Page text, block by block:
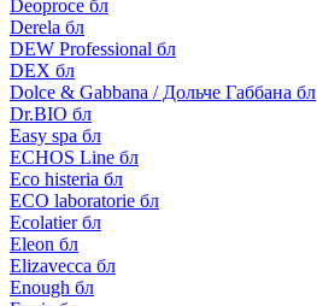
Deoproce бл
Derela бл
DEW Professional бл
DEX бл
Dolce & Gabbana / Дольче Габбана бл
Dr.BIO бл
Easy spa бл
ECHOS Line бл
Eco histeria бл
ECO laboratorie бл
Ecolatier бл
Eleon бл
Elizavecca бл
Enough бл